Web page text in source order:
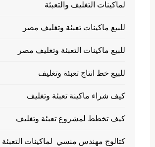
لماكينات التغليف والتعبئة
للبيع ماكينات تعبئة وتغليف مصر
للبيع ماكينات التعبئة وتغليف مصر
للبيع خط انتاج تعبئة وتغليف
كيف شراء ماكينة تعبئة وتغليف
كيف تخطط لمشروع تعبئة وتغليف
كتالوج مهندس منسي لماكينات التعبئة